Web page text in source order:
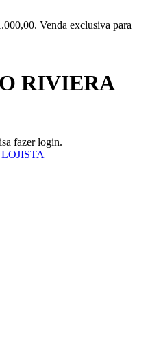
Venda exclusiva para
RIVIERA
fazer login.